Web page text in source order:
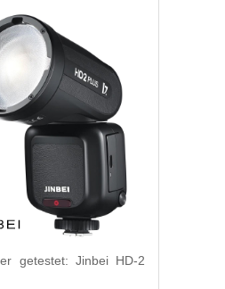
getestet: Jinbei HD-2